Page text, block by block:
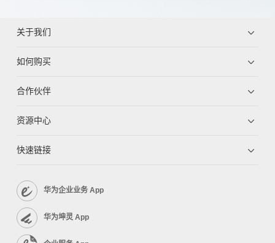
关于我们
如何购买
合作伙伴
资源中心
快速链接
华为企业业务 App
华为坤灵 App